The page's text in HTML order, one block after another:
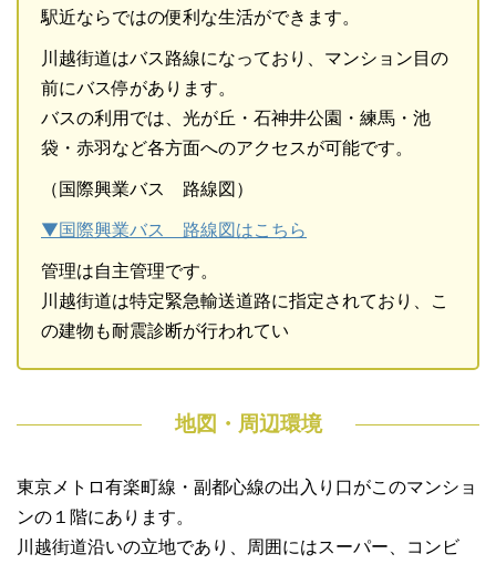
駅近ならではの便利な生活ができます。
川越街道はバス路線になっており、マンション目の
前にバス停があります。
バスの利用では、光が丘・石神井公園・練馬・池
袋・赤羽など各方面へのアクセスが可能です。
（国際興業バス 路線図）
▼国際興業バス 路線図はこちら
管理は自主管理です。
川越街道は特定緊急輸送道路に指定されており、こ
の建物も耐震診断が行われてい
地図・周辺環境
東京メトロ有楽町線・副都心線の出入り口がこのマンショ
ンの１階にあります。
川越街道沿いの立地であり、周囲にはスーパー、コンビ